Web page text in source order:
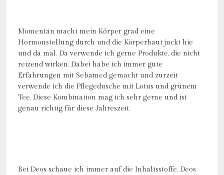
Momentan macht mein Körper grad eine
Hormonstellung durch und die Körperhaut juckt hie
und da mal. Da verwende ich gerne Produkte, die nicht
reizend wirken. Dabei habe ich immer gute
Erfahrungen mit Sebamed gemacht und zurzeit
verwende ich die Pflegedusche mit Lotus und grünem
Tee. Diese Kombination mag ich sehr gerne und ist
genau richtig für diese Jahreszeit.
Bei Deos schaue ich immer auf die Inhaltsstoffe. Deos